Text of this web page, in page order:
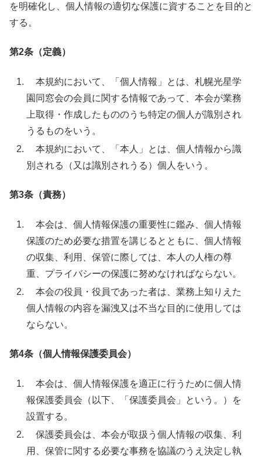
を明確化し、個人情報の適切な保護に資することを目的と
する。
第2条（定義）
本規約において、「個人情報」とは、札幌光星学
園同窓会の会員に関する情報であって、本会が業務
上取得・作成したもののうち特定の個人が識別され
うるものをいう。
本規約において、「本人」とは、個人情報から識
別される（又は識別されうる）個人をいう。
第3条（責務）
本会は、個人情報保護の重要性に鑑み、個人情報
保護のため必要な措置を講じるとともに、個人情報
の収集、利用、保管に際しては、本人の人権の尊
重、プライバシーの保護に努めなければならない。
本会の役員・役員であった者は、業務上知りえた
個人情報の内容を漏洩又は不当な目的に使用しては
ならない。
第4条（個人情報保護委員会）
本会は、個人情報保護を適正に行うために個人情
報保護委員会（以下、「保護委員会」という。）を
設置する。
保護委員会は、本会が取扱う個人情報の収集、利
用、保管に関する必要な事務を協議のうえ決定し執